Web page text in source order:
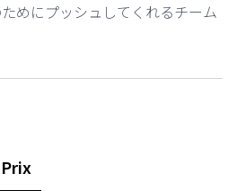
めにプッシュしてくれるチーム